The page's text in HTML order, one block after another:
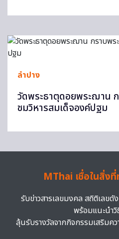
ลำปาง
วัดพระธาตุดอยพระฌาน
ชมวิหารสมเด็จองค์ปฐม
MThai เชื่อในสิ่งที่
รับข่าวสารเลขมงคล สถิติเลขดั
พร้อมแนะนำวิ
ลุ้นรับรางวัลจากกิจกรรมเสริมค